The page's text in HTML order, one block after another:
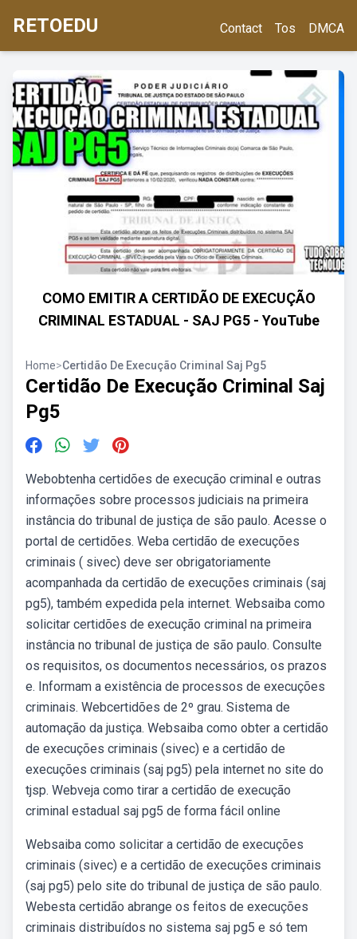
RETOEDU Contact Tos DMCA
COMO EMITIR A CERTIDÃO DE EXECUÇÃO
CRIMINAL ESTADUAL - SAJ PG5 - YouTube
Home>Certidão De Execução Criminal Saj Pg5
Certidão De Execução Criminal Saj
Pg5
Webobtenha certidões de execução criminal e outras
informações sobre processos judiciais na primeira
instância do tribunal de justiça de são paulo. Acesse o
portal de certidões. Weba certidão de execuções
criminais ( sivec) deve ser obrigatoriamente
acompanhada da certidão de execuções criminais (saj
pg5), também expedida pela internet. Websaiba como
solicitar certidões de execução criminal na primeira
instância no tribunal de justiça de são paulo. Consulte
os requisitos, os documentos necessários, os prazos
e. Informam a existência de processos de execuções
criminais. Webcertidões de 2º grau. Sistema de
automação da justiça. Websaiba como obter a certidão
de execuções criminais (sivec) e a certidão de
execuções criminais (saj pg5) pela internet no site do
tjsp. Webveja como tirar a certidão de execução
criminal estadual saj pg5 de forma fácil online
Websaiba como solicitar a certidão de execuções
criminais (sivec) e a certidão de execuções criminais
(saj pg5) pelo site do tribunal de justiça de são paulo.
Webesta certidão abrange os feitos de execuções
criminais distribuídos no sistema saj pg5 e só tem